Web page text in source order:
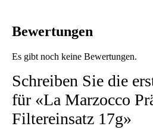
Bewertungen
Es gibt noch keine Bewertungen.
Schreiben Sie die
für «La Marzocco
Filtereinsatz 17g»